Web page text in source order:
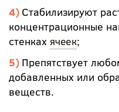
Стабилизируют
концентрационные
стенках ячеек;
Препятствует
добавленных или
веществ.